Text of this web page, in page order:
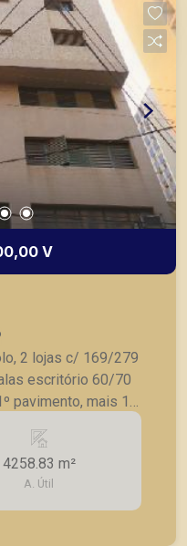
V
2 lojas c/ 169/279
escritório 60/70
pavimento, mais 11
de 1 suíte c/ AE,
4258.83 m²
A. Útil